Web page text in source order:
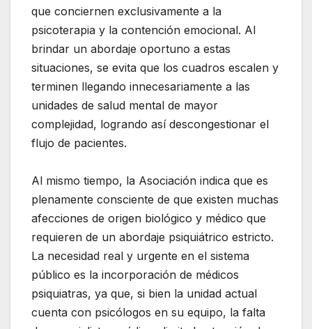
que conciernen exclusivamente a la
psicoterapia y la contención emocional. Al
brindar un abordaje oportuno a estas
situaciones, se evita que los cuadros escalen y
terminen llegando innecesariamente a las
unidades de salud mental de mayor
complejidad, logrando así descongestionar el
flujo de pacientes.
Al mismo tiempo, la Asociación indica que es
plenamente consciente de que existen muchas
afecciones de origen biológico y médico que
requieren de un abordaje psiquiátrico estricto.
La necesidad real y urgente en el sistema
público es la incorporación de médicos
psiquiatras, ya que, si bien la unidad actual
cuenta con psicólogos en su equipo, la falta